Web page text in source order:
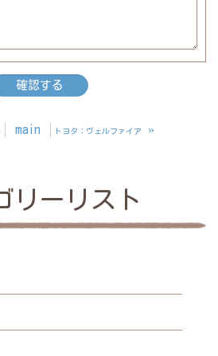
main トヨタ：ヴェルファイア »
リーリスト